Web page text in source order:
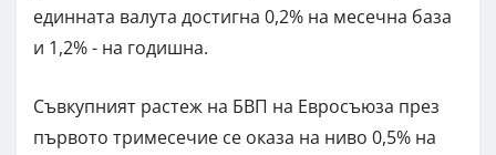
единната валута достигна 0,2% на месечна база
и 1,2% - на годишна.
Съвкупният растеж на БВП на Евросъюза през
първото тримесечие се оказа на ниво 0,5% на